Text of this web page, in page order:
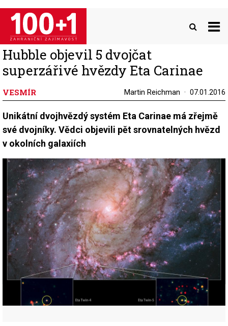
Přejít
hlavnímu
obsahu
Hubble objevil 5 dvojčat
superzářivé hvězdy Eta Carinae
VESMÍR Martin Reichman 07.01.2016
Unikátní dvojhvězdý systém Eta Carinae má zřejmě
své dvojníky. Vědci objevili pět srovnatelných hvězd
v okolních galaxiích